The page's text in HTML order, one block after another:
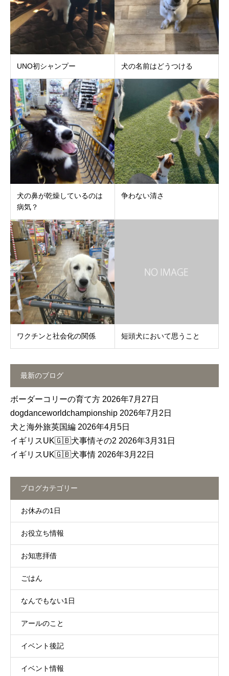
UNO初シャンプー 犬の名前はどうつける
犬の鼻が乾燥しているのは
病気？
争わない清さ
ワクチンと社会化の関係 短頭犬において思うこと
最新のブログ
ボーダーコリーの育て方 2026年7月27日
dogdanceworldchampionship 2026年7月2日
犬と海外旅英国編 2026年4月5日
イギリスUK🇬🇧犬事情その2 2026年3月31日
イギリスUK🇬🇧犬事情 2026年3月22日
ブログカテゴリー
お休みの1日
お役立ち情報
お知恵拝借
ごはん
なんでもない1日
アールのこと
イベント後記
イベント情報